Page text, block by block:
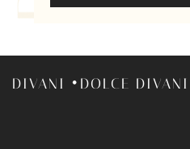
•DOLCE DIVANI